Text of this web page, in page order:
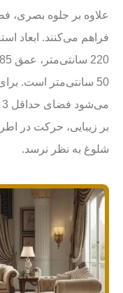
علاوه بر جلوه بصری،
50 سانتی‌متر است.
بر زیبایی، حرکت در
شلوغ به نظر نرسد.